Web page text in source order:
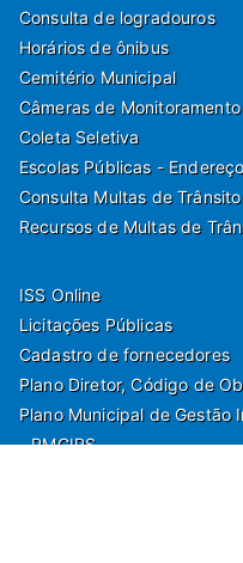
Consulta de logradouros
Horários de ônibus
Cemitério Municipal
Câmeras de
Coleta Seletiva
Escolas Públicas -
Consulta Multas de Trânsito
Recursos de Multas de
ISS Online
Licitações Públicas
Cadastro de fornecedores
Plano Diretor, Código de
Plano Municipal de Gestão
- PMGIRS